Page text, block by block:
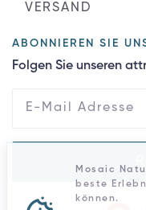
VERSAND
ABONNIEREN SIE
Folgen Sie unseren
Mosaic
beste
können.